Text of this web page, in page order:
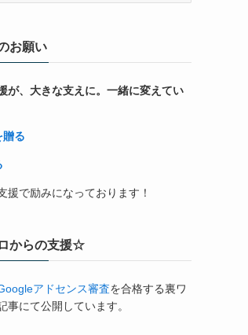
お願い
が、大きな支えに。一緒に変えてい
贈る
援で励みになっております！
からの支援☆
アドセンス審査を合格する裏ワ
事にて公開しています。